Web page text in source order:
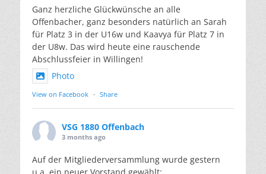
Ganz herzliche Glückwünsche an alle
Offenbacher, ganz besonders natürlich an Sarah
für Platz 3 in der U16w und Kaavya für Platz 7 in
der U8w. Das wird heute eine rauschende
Abschlussfeier in Willingen!
Photo
View on Facebook · Share
VSG 1880 Offenbach
3 months ago
Auf der Mitgliederversammlung wurde gestern